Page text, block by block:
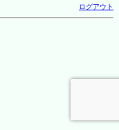
ログアウト